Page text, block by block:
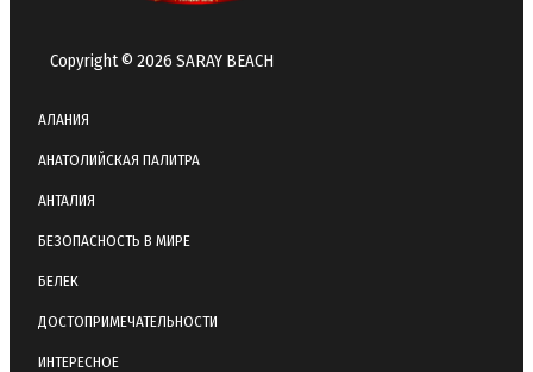
Copyright © 2026 SARAY BEACH
АЛАНИЯ
АНАТОЛИЙСКАЯ ПАЛИТРА
АНТАЛИЯ
БЕЗОПАСНОСТЬ В МИРЕ
БЕЛЕК
ДОСТОПРИМЕЧАТЕЛЬНОСТИ
ИНТЕРЕСНОЕ